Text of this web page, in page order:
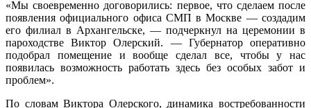
«Мы своевременно договорились: первое, что сделаем после
появления официального офиса СМП в Москве — создадим
его филиал в Архангельске, — подчеркнул на церемонии в
пароходстве Виктор Олерский. — Губернатор оперативно
подобрал помещение и вообще сделал все, чтобы у нас
появилась возможность работать здесь без особых забот и
проблем».
По словам Виктора Олерского, динамика востребованности